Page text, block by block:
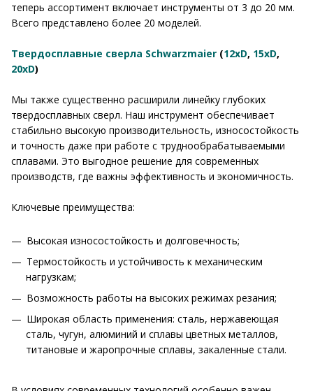
теперь ассортимент включает инструменты от 3 до 20 мм.
Всего представлено более 20 моделей.
Твердосплавные сверла Schwarzmaier (12xD, 15xD,
20xD)
Мы также существенно расширили линейку глубоких
твердосплавных сверл. Наш инструмент обеспечивает
стабильно высокую производительность, износостойкость
и точность даже при работе с труднообрабатываемыми
сплавами. Это выгодное решение для современных
производств, где важны эффективность и экономичность.
Ключевые преимущества:
Высокая износостойкость и долговечность;
Термостойкость и устойчивость к механическим
нагрузкам;
Возможность работы на высоких режимах резания;
Широкая область применения: сталь, нержавеющая
сталь, чугун, алюминий и сплавы цветных металлов,
титановые и жаропрочные сплавы, закаленные стали.